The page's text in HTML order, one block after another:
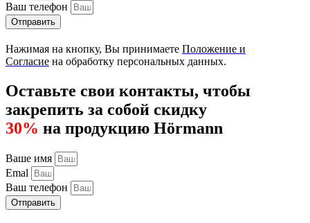
Ваш телефон
Отправить
Нажимая на кнопку, Вы принимаете Положение и
Согласие на обработку персональных данных.
Оставьте свои контакты, чтобы
закрепить за собой скидку
30% на продукцию Hörmann
Ваше имя
Emal
Ваш телефон
Отправить